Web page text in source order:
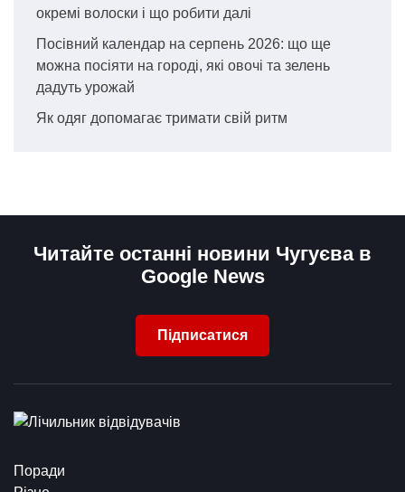
окремі волоски і що робити далі
Посівний календар на серпень 2026: що ще
можна посіяти на городі, які овочі та зелень
дадуть урожай
Як одяг допомагає тримати свій ритм
Читайте останні новини Чугуєва в
Google News
Підписатися
Поради